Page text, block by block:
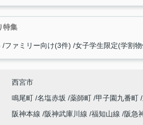
特集
ファミリー向け(3件) 女子学生限定(学割
西宮市
鳴尾町 名塩赤坂 薬師町 甲子園九番町
阪神本線 阪神武庫川線 福知山線 阪急